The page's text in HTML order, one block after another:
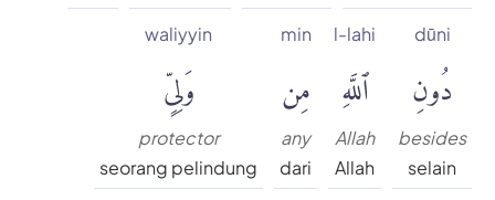
dūni
دُونِ
besides
selain
l-lahi
ٱللَّهِ
Allah
Allah
min
مِن
any
dari
waliyyin
وَلِىٍّ
protector
seorang pelindung